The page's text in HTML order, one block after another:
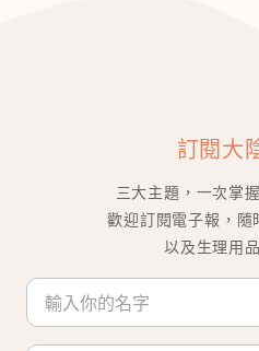
訂閱大
三大主題，一次掌
歡迎訂閱電子報，隨
以及生理用